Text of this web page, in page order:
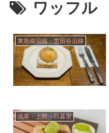
ワッフル
東急線沿線・世田谷沿線
浅草・上野・日暮里